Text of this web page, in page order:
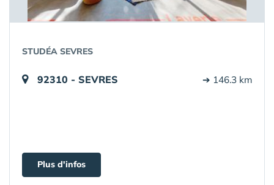
STUDÉA SEVRES
92310 - SEVRES ➔ 146.3 km
Plus d'infos